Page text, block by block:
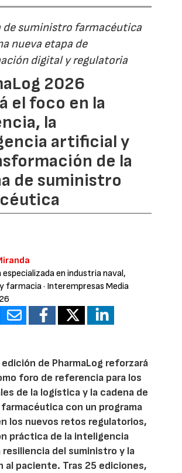
de suministro farmacéutica
nueva etapa de
digital y regulatoria
2026
el foco en la
la
artificial y
de la
de suministro
en industria naval,
farmacia· Interempresas Media
edición de PharmaLog reforzará
foro de referencia para los
de la logística y la cadena de
con un programa
los nuevos retos regulatorios,
práctica de la inteligencia
del suministro y la
al paciente. Tras 25 ediciones,